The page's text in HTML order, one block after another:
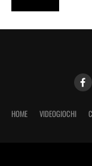
HOME VIDEOGIOCHI